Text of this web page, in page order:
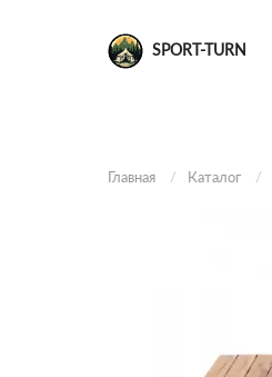
SPORT-TURN
Главная Каталог